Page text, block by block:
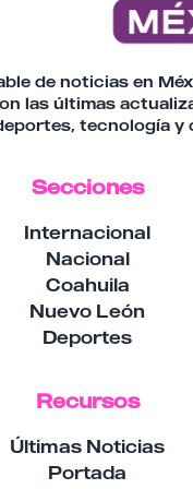
de noticias en
las últimas
tecnología y
Secciones
Internacional
Nacional
Coahuila
Nuevo León
Deportes
Recursos
Últimas Noticias
Portada